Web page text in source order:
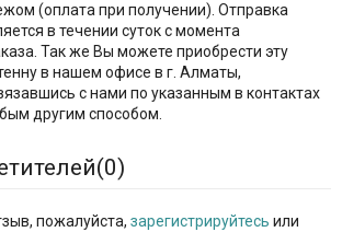
(оплата при получении). Отправка
в течении суток с момента
Так же Вы можете приобрести эту
в нашем офисе в г. Алматы,
с нами по указанным в контактах
другим способом.
0)
пожалуйста, зарегистрируйтесь или